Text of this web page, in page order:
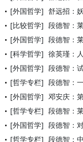
[外国哲学] 舒远招：
[比较哲学] 段德智：莱
[外国哲学] 段德智：莱布
[科学哲学] 徐英瑾：人
[外国哲学] 段德智：试
[哲学专栏] 段德智：
[外国哲学] 邓安庆：
[哲学专栏] 段德智：
[外国哲学] 段德智：
[哲学专栏] 段德智：